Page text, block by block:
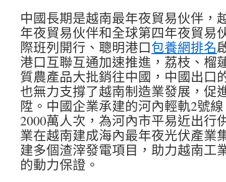
中國長期是越南最年夜貿易伙伴，
年夜貿易伙伴和全球第四年夜貿易
際班列開行、聰明港口包養網排名
港口互聯互通加速推進，荔枝、榴
質農產品大批銷往中國，中國出口
也無力支撐了越南制造業發展，促
陞。中國企業承建的河內輕軌2號
2000萬人次，為河內市平易近出行
業在越南建成海內最年夜光伏產業
建多個渣滓發電項目，助力越南工
的動力保證。